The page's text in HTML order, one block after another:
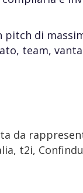
pitch di
team,
da
t2i,